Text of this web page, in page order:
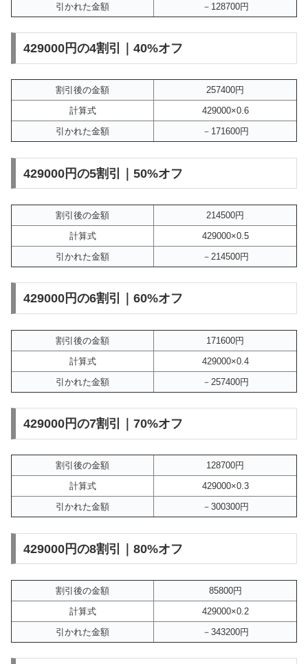
引かれた金額
－128700円
429000円の4割引｜40%オフ
割引後の金額
257400円
計算式
429000×0.6
引かれた金額
－171600円
429000円の5割引｜50%オフ
割引後の金額
214500円
計算式
429000×0.5
引かれた金額
－214500円
429000円の6割引｜60%オフ
割引後の金額
171600円
計算式
429000×0.4
引かれた金額
－257400円
429000円の7割引｜70%オフ
割引後の金額
128700円
計算式
429000×0.3
引かれた金額
－300300円
429000円の8割引｜80%オフ
割引後の金額
85800円
計算式
429000×0.2
引かれた金額
－343200円